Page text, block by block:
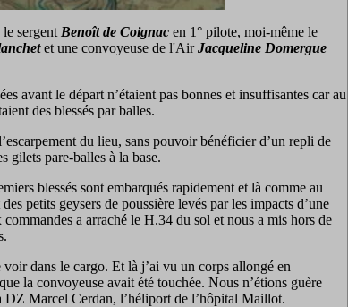
sergent Benoît de Coignac en 1° pilote, moi-même le
et une convoyeuse de l'AirJacqueline Domergue
avant le départ n’étaient pas bonnes et insuffisantes car au
des blessés par balles.
du lieu, sans pouvoir bénéficier d’un repli de
gilets pare-balles à la base.
blessés sont embarqués rapidement et là comme au
petits geysers de poussière levés par les impacts d’une
commandes a arraché le H.34 du sol et nous a mis hors de
dans le cargo. Et là j’ai vu un corps allongé en
la convoyeuse avait été touchée. Nous n’étions guère
DZ Marcel Cerdan, l’héliport de l’hôpital Maillot.